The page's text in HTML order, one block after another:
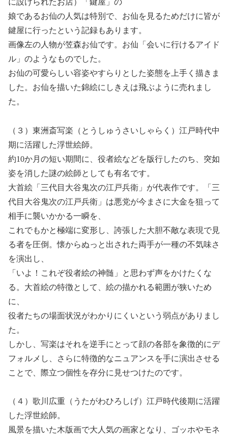
娘であるお仙の人気は特別で、お仙を見るためだけに皆が
鍵屋に行ったという記録もあります。
画像左の人物が笠森お仙です。お仙「会いに行けるアイド
ル」のようなものでした。
お仙の可愛らしい容姿やすらりとした姿態を上手く描きま
した。お仙を描いた錦絵にしきえは飛ぶように売れまし
た。
（３）東洲斎写楽（とうしゅうさいしゃらく）江戸時代中
期に活躍した浮世絵師。
約10か月の短い期間に、役者絵などを版行したのち、突如
姿を消した謎の絵師としても有名です。
大首絵「三代目大谷鬼次の江戸兵衛」が代表作です。「三
代目大谷鬼次の江戸兵衛」は悪党が今まさに大金を狙って
相手に襲いかかる一瞬を、
これでもかと極端に変形し、誇張した大胆不敵な表現で見
る者を圧倒。懐からぬっと出された両手が一種の不気味さ
を演出し、
「いよ！これぞ役者絵の神髄」と思わず声をかけたくな
る。大首絵の特徴として、絵の描かれる範囲が狭いため
に、
役者たちの場面状況がわかりにくいという弱点がありまし
た。
しかし、写楽はそれを逆手にとって顔の各部を象徴的にデ
フォルメし、さらに特徴的なニュアンスを手に演出させる
ことで、際立つ個性を存分に見せつけたのです。
（４）歌川広重（うたがわひろしげ）江戸時代後期に活躍
した浮世絵師。
風景を描いた木版画で大人気の画家となり、ゴッホやモネ